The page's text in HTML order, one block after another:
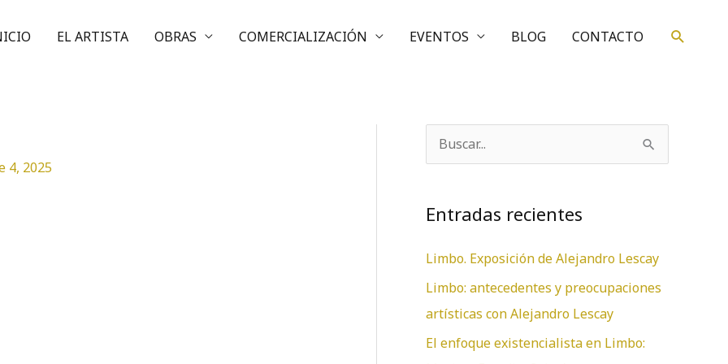
EL ARTISTA OBRAS COMERCIALIZACIÓN EVENTOS BLOG CONTACTO Buscar
4, 2025
c
a
Entradas recientes
Limbo. Exposición de Alejandro Lescay
Limbo: antecedentes y preocupaciones
artísticas con Alejandro Lescay
El enfoque existencialista en Limbo: